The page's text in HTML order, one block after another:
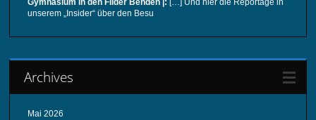
Gymnasium in den Filder Benden |: […] Und hier die Reportage in
unserem „Insider“ über den Besu
Archives
Mai 2026